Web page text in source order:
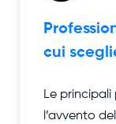
cui
Le principali
l’avvento